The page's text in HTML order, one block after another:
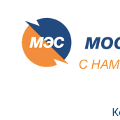
контенту